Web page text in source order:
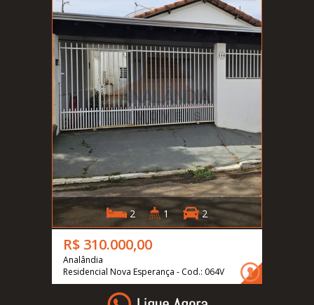
2 1 2
R$ 310.000,00
Analândia
Residencial Nova Esperança - Cod.: 064V